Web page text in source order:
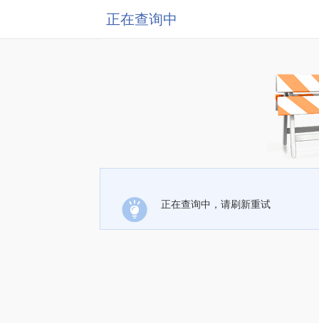
正在查询中
正在查询中，请刷新重试